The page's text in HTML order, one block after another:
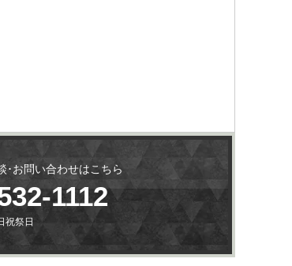
･お問い合わせはこちら
1112
祝祭日